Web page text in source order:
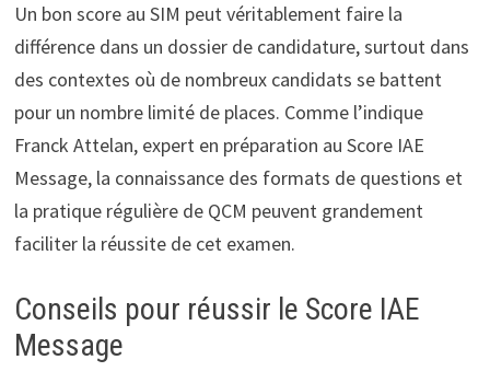
Un bon score au SIM peut véritablement faire la
différence dans un dossier de candidature, surtout dans
des contextes où de nombreux candidats se battent
pour un nombre limité de places. Comme l’indique
Franck Attelan, expert en préparation au Score IAE
Message, la connaissance des formats de questions et
la pratique régulière de QCM peuvent grandement
faciliter la réussite de cet examen.
Conseils pour réussir le Score IAE
Message